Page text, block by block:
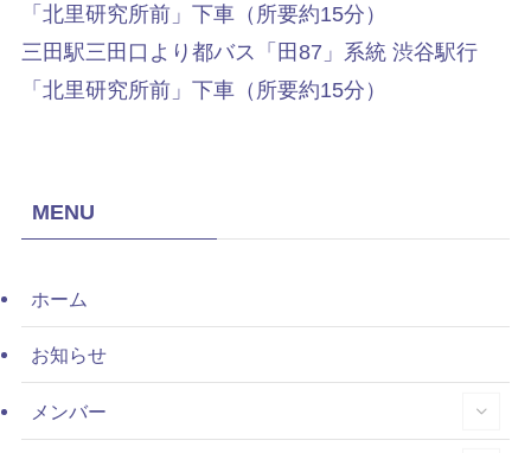
「北里研究所前」下車（所要約15分）
三田駅三田口より都バス「田87」系統 渋谷駅行
「北里研究所前」下車（所要約15分）
MENU
ホーム
お知らせ
メンバー